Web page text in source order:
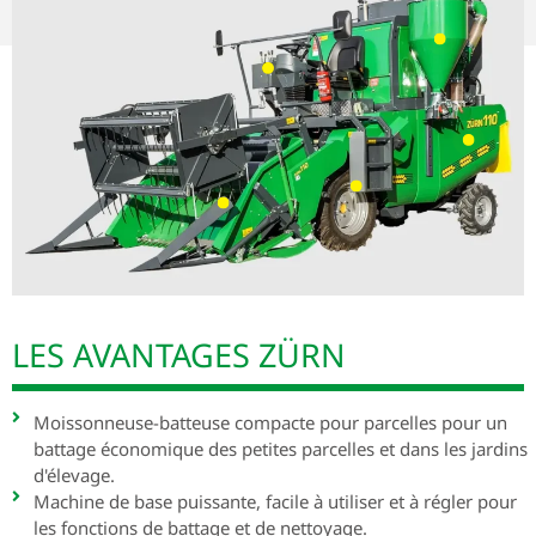
LES AVANTAGES ZÜRN
Moissonneuse-batteuse compacte pour parcelles pour un
battage économique des petites parcelles et dans les jardins
d'élevage.
Machine de base puissante, facile à utiliser et à régler pour
les fonctions de battage et de nettoyage.